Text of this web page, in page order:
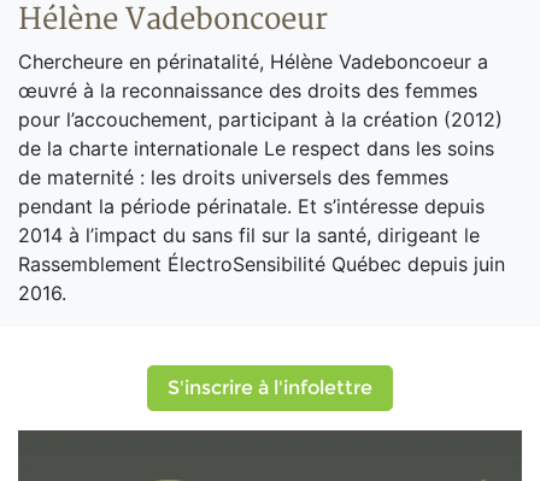
Hélène Vadeboncoeur
Chercheure en périnatalité, Hélène Vadeboncoeur a
œuvré à la reconnaissance des droits des femmes
pour l’accouchement, participant à la création (2012)
de la charte internationale Le respect dans les soins
de maternité : les droits universels des femmes
pendant la période périnatale. Et s’intéresse depuis
2014 à l’impact du sans fil sur la santé, dirigeant le
Rassemblement ÉlectroSensibilité Québec depuis juin
2016.
S'inscrire à l'infolettre